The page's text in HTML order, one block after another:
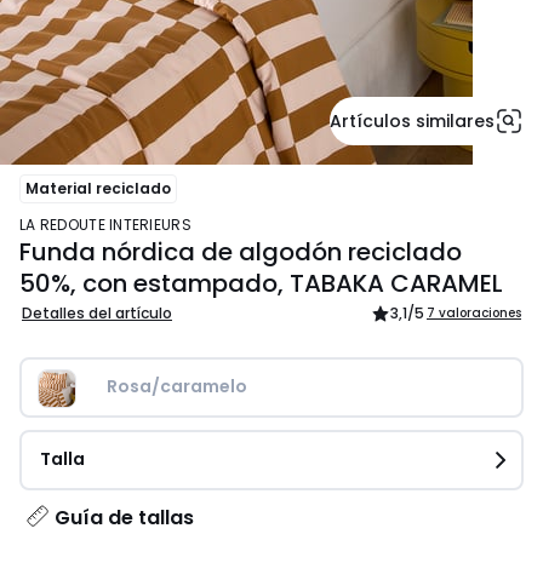
Artículos similares
Material reciclado
LA REDOUTE INTERIEURS
Funda nórdica de algodón reciclado
50%, con estampado, TABAKA CARAMEL
Detalles del artículo 3,1/5 7 valoraciones
Rosa/caramelo
Talla
Guía de tallas